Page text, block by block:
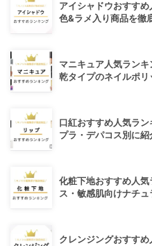
アイシャドウおすす
色&ラメ入り商品を徹
マニキュア人気ラン
乾タイプのネイルポリ
口紅おすすめ人気ラ
プラ・デパコス別に紹
化粧下地おすすめ人
ス・敏感肌向けナチュ
クレンジングおすす